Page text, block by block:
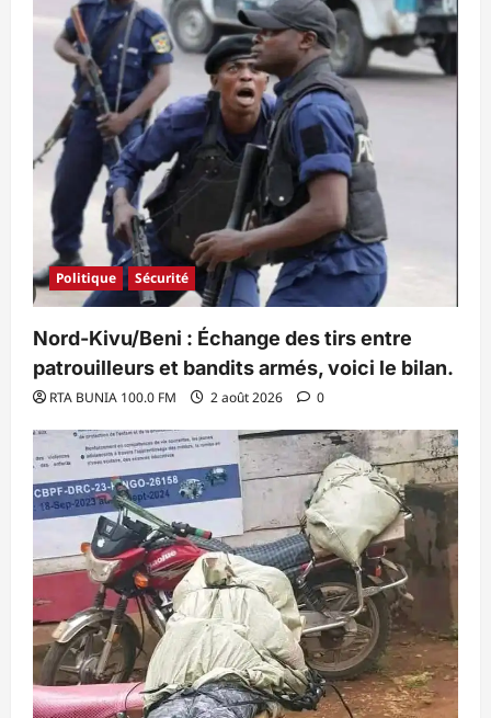
Politique Sécurité
Nord-Kivu/Beni : Échange des tirs entre
patrouilleurs et bandits armés, voici le bilan.
RTA BUNIA 100.0 FM 2 août 2026 0